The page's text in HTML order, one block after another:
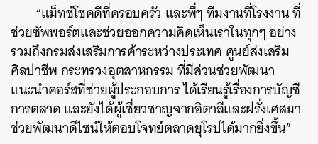
“แม็ทช์โชคดีที่ครอบครัว และพี่ๆ ทีมงานที่โรงงาน ที่
ช่วยซัพพอร์ตและช่วยออกความคิดเห็นเราในทุกๆ อย่าง
รวมถึงกรมส่งเสริมการค้าระหว่างประเทศ ศูนย์ส่งเสริม
ศิลปาชีพ กระทรวงอุตสาหกรรม ที่มีส่วนช่วยพัฒนา
แนะนำคอร์สที่ช่วยผู้ประกอบการ ได้เรียนรู้เรื่องการบัญชี
การตลาด และยังได้ผู้เชี่ยวชาญจากอิตาลีและฝรั่งเศสมา
ช่วยพัฒนาดีไซน์ให้ตอบโจทย์ตลาดยุโรปได้มากยิ่งขึ้น”